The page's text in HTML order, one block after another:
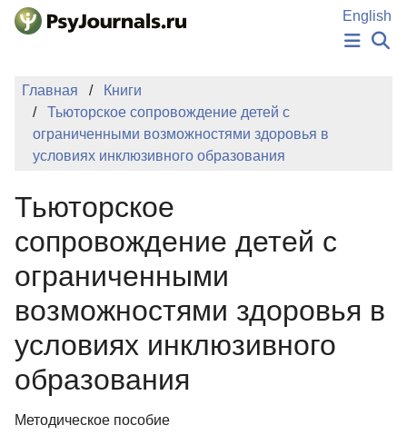
Перейти к основному содержанию
English
АВТОРЫ
ПОДАТЬ РУКОПИСЬ
БАЗА ЗНАНИЙ
Регистрация
Главная
Книги
Тьюторское сопровождение детей с
ограниченными возможностями здоровья в
условиях инклюзивного образования
Тьюторское
сопровождение детей с
ограниченными
возможностями здоровья в
условиях инклюзивного
образования
Методическое пособие